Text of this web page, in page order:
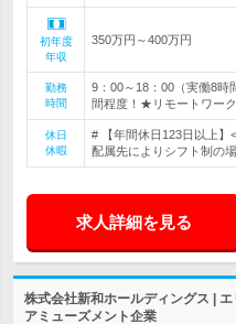
初年度
年収
350万円～400万円
勤務
時間
9：00～18：00（実働8
間程度！★リモートワー
休日
休暇
# 【年間休日123日以上
配属先によりシフト制の
求人詳細を見る
株式会社新和ホールディングス |
アミューズメント企業